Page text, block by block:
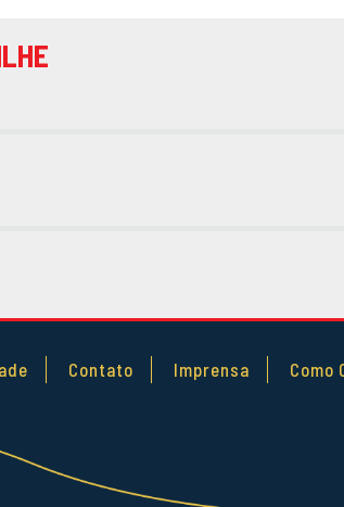
Contato Imprensa Como